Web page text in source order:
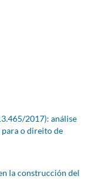
2017): análise
para o direito de
la construcción del